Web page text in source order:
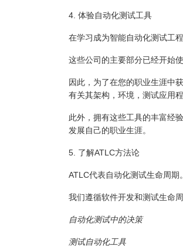
4. 体验自动化测试工具
在学习成为智能自动化测试工
这些公司的主要部分已经开始
因此，为了在您的职业生涯中
有关其架构，环境，测试应用
此外，拥有这些工具的丰富经
发展自己的职业生涯。
5. 了解ATLC方法论
ATLC代表自动化测试生命周期。
我们遵循软件开发和测试生命
自动化测试中的决策
测试自动化工具